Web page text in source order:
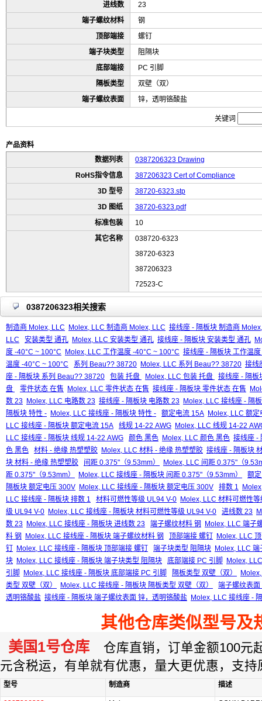
进线数
23
端子螺纹材料
钢
顶部端接
螺钉
端子块类型
阻隔块
底部端接
PC 引脚
隔板类型
双壁（双）
端子螺纹表面
锌，透明铬酸盐
关键词
产品资料
数据列表
0387206323 Drawing
RoHS指令信息
387206323 Cert of Compliance
3D 型号
38720-6323.stp
3D 图纸
38720-6323.pdf
标准包装
10
其它名称
038720-6323
38720-6323
387206323
72523-C
0387206323相关搜索
制造商 Molex, LLC Molex, LLC 制造商 Molex, LLC 接线座 - 隔板块 制造商
LLC
安装类型 通孔 Molex, LLC 安装类型 通孔 接线座 - 隔板块 安装类型 通孔
度 -40°C ~ 100°C
Molex, LLC 工作温度 -40°C ~ 100°C 接线座 - 隔板块 工作温
温度 -40°C ~ 100°C
系列 Beau?? 38720 Molex, LLC 系列 Beau?? 38720 接线
座 - 隔板块 系列 Beau?? 38720
包装 托盘 Molex, LLC 包装 托盘
接线座 - 隔
盘
零件状态 在售 Molex, LLC 零件状态 在售 接线座 - 隔板块 零件状态 在售
数 23 Molex, LLC 电路数 23 接线座 - 隔板块 电路数 23 Molex, LLC 接线座 - 隔
隔板块 特性 - Molex, LLC 接线座 - 隔板块 特性 - 额定电流 15A Molex, LLC 额定
LLC 接线座 - 隔板块 额定电流 15A
线规 14-22 AWG Molex, LLC 线规 14-22
LLC 接线座 - 隔板块 线规 14-22 AWG
颜色 黑色 Molex, LLC 颜色 黑色 接线座 -
色 黑色
材料 - 绝缘 热塑塑胶 Molex, LLC 材料 - 绝缘 热塑塑胶 接线座 - 隔板块
块 材料 - 绝缘 热塑塑胶
间距 0.375"（9.53mm）
Molex, LLC 间距 0.375"（
距 0.375"（9.53mm）
Molex, LLC 接线座 - 隔板块 间距 0.375"（9.53mm）
额
隔板块 额定电压 300V Molex, LLC 接线座 - 隔板块 额定电压 300V 排数 1
LLC 接线座 - 隔板块 排数 1
材料可燃性等级 UL94 V-0 Molex, LLC 材料可燃性
级 UL94 V-0 Molex, LLC 接线座 - 隔板块 材料可燃性等级 UL94 V-0 进线数 23
数 23 Molex, LLC 接线座 - 隔板块 进线数 23 端子螺纹材料 钢
Molex, LLC 端子
料 钢
Molex, LLC 接线座 - 隔板块 端子螺纹材料 钢 顶部端接 螺钉
Molex, LLC
钉
Molex, LLC 接线座 - 隔板块 顶部端接 螺钉 端子块类型 阻隔块 Molex, LLC
块 Molex, LLC 接线座 - 隔板块 端子块类型 阻隔块 底部端接 PC 引脚 Molex,
引脚 Molex, LLC 接线座 - 隔板块 底部端接 PC 引脚 隔板类型 双壁（双）
类型 双壁（双）
Molex, LLC 接线座 - 隔板块 隔板类型 双壁（双）
端子螺纹表
透明铬酸盐 接线座 - 隔板块 端子螺纹表面 锌，透明铬酸盐 Molex, LLC 接线座 -
其他仓库类似型号及
美国1号仓库 仓库直销，订单金额100元
元含税运，有单就有优惠，量大更优惠，支持
型号 制造商 描述